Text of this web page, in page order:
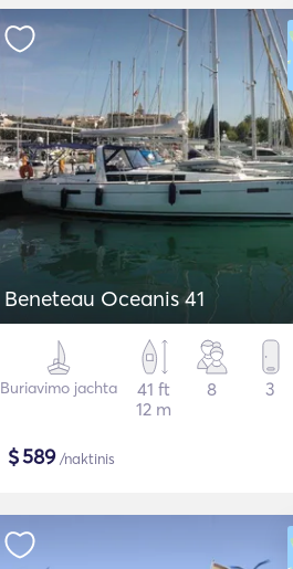
Beneteau Oceanis 41
Buriavimo jachta
41 ft
12 m
8 3
$589/naktinis